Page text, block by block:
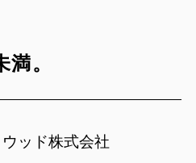
。
ッド株式会社